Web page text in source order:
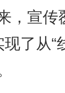
，宣传
了从“